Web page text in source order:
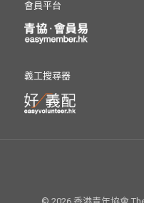
會員平台
義工搜尋器